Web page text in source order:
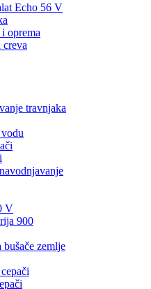
Echo 56 V
oprema
creva
travnjaka
V
900
zemlje